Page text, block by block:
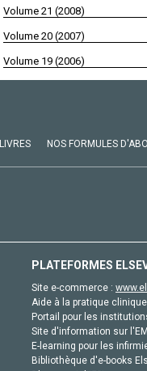
Volume 21 (2008)
Volume 20 (2007)
Volume 19 (2006)
LIVRES NOS FORMULES
PLATEFORMES
Site e-commerce :
Aide à la pratique
Portail pour les
Site d'information sur
E-learning pour les
Bibliothèque d'e-books